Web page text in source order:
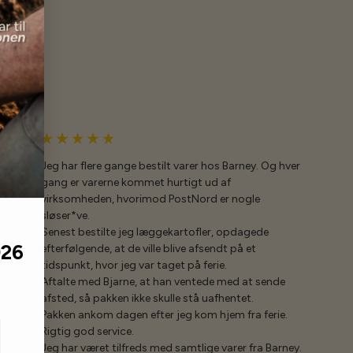
Jeg har flere gange bestilt varer hos Barney. Og hver
gang er varerne kommet hurtigt ud af
virksomheden, hvorimod PostNord er nogle
sløser*ve.
Senest bestilte jeg læggekartofler, opdagede
efterfølgende, at de ville blive afsendt på et
tidspunkt, hvor jeg var taget på ferie.
Aftalte med Bjarne, at han ventede med at sende
afsted, så pakken ikke skulle stå uafhentet.
Pakken ankom dagen efter jeg kom hjem fra ferie.
Rigtig god service.
Jeg har været tilfreds med samtlige varer fra Barney.